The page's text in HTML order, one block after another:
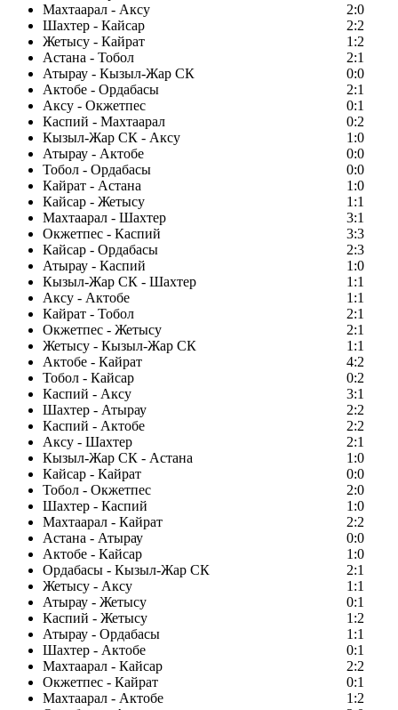
Махтаарал - Аксу
2:0
Шахтер - Кайсар
2:2
Жетысу - Кайрат
1:2
Астана - Тобол
2:1
Атырау - Кызыл-Жар СК
0:0
Актобе - Ордабасы
2:1
Аксу - Окжетпес
0:1
Каспий - Махтаарал
0:2
Кызыл-Жар СК - Аксу
1:0
Атырау - Актобе
0:0
Тобол - Ордабасы
0:0
Кайрат - Астана
1:0
Кайсар - Жетысу
1:1
Махтаарал - Шахтер
3:1
Окжетпес - Каспий
3:3
Кайсар - Ордабасы
2:3
Атырау - Каспий
1:0
Кызыл-Жар СК - Шахтер
1:1
Аксу - Актобе
1:1
Кайрат - Тобол
2:1
Окжетпес - Жетысу
2:1
Жетысу - Кызыл-Жар СК
1:1
Актобе - Кайрат
4:2
Тобол - Кайсар
0:2
Каспий - Аксу
3:1
Шахтер - Атырау
2:2
Каспий - Актобе
2:2
Аксу - Шахтер
2:1
Кызыл-Жар СК - Астана
1:0
Кайсар - Кайрат
0:0
Тобол - Окжетпес
2:0
Шахтер - Каспий
1:0
Махтаарал - Кайрат
2:2
Астана - Атырау
0:0
Актобе - Кайсар
1:0
Ордабасы - Кызыл-Жар СК
2:1
Жетысу - Аксу
1:1
Атырау - Жетысу
0:1
Каспий - Жетысу
1:2
Атырау - Ордабасы
1:1
Шахтер - Актобе
0:1
Махтаарал - Кайсар
2:2
Окжетпес - Кайрат
0:1
Махтаарал - Актобе
1:2